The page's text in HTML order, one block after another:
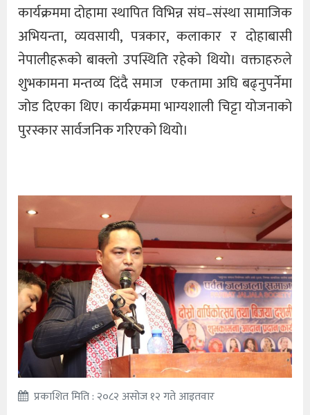
कार्यक्रममा दोहामा स्थापित विभिन्न संघ–संस्था सामाजिक
अभियन्ता, व्यवसायी, पत्रकार, कलाकार र दोहाबासी
नेपालीहरूको बाक्लो उपस्थिति रहेको थियो। वक्ताहरुले
शुभकामना मन्तव्य दिंदै समाज एकतामा अघि बढ्नुपर्नेमा
जोड दिएका थिए। कार्यक्रममा भाग्यशाली चिट्टा योजनाको
पुरस्कार सार्वजनिक गरिएको थियो।
प्रकाशित मिति : २०८२ असोज १२ गते आइतवार